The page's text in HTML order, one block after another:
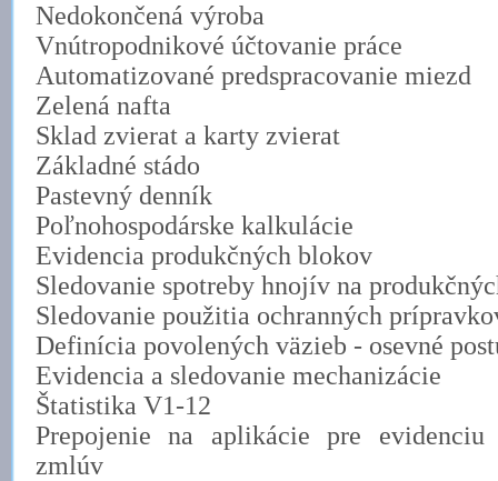
Nedokončená výroba
Vnútropodnikové účtovanie práce
Automatizované predspracovanie miezd
Zelená nafta
Sklad zvierat a karty zvierat
Základné stádo
Pastevný denník
Poľnohospodárske kalkulácie
Evidencia produkčných blokov
Sledovanie spotreby hnojív na
Sledovanie použitia ochranných
Definícia povolených väzieb - osevné
Evidencia a sledovanie mechanizácie
Štatistika V1-12
Prepojenie na aplikácie pre
zmlúv